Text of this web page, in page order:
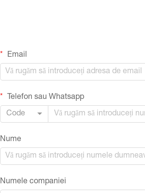
Email
Telefon sau Whatsapp
Code
Nume
Numele companiei